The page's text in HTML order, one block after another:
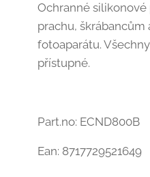
Ochranné
prachu,
fotoaparátu.
přístupné.
Part.no: ECND800B
Ean: 8717729521649